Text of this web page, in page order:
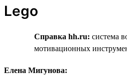
Lego
Справка hh.ru: система
мотивационных
Елена Мигунова: